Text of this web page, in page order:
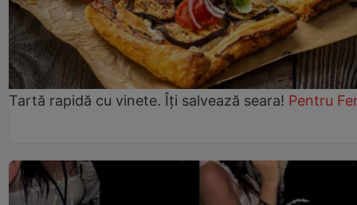
Tartă rapidă cu vinete. Îți salvează seara! Pentru